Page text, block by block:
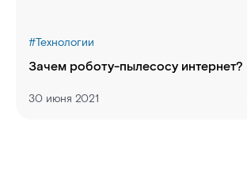
#Технологии
Зачем роботу-пылесосу интернет?
30 июня 2021